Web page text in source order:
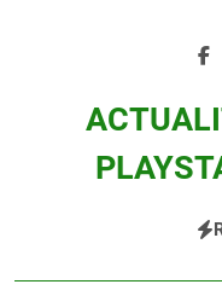
Zelda,